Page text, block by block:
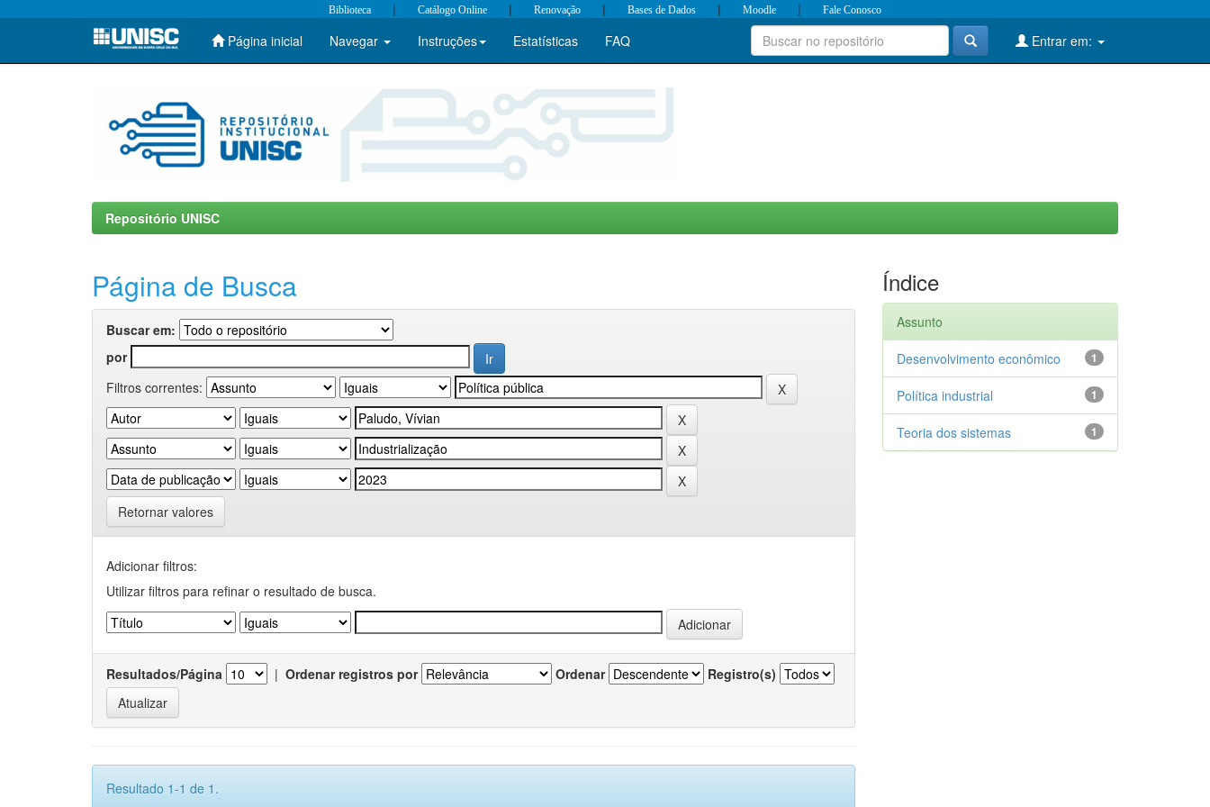
Skip
Biblioteca | Catálogo Online | Renovação | Bases de Dados | Moodle | Fale Conosco
Página inicial Navegar Instruções Estatísticas FAQ Entrar em:
Repositório UNISC
Página de Busca
Buscar em:
por
Filtros correntes:
Retornar valores
Adicionar filtros:
Utilizar filtros para refinar o resultado de busca.
Resultados/Página | Ordenar registros por Ordenar Registro(s)
Resultado 1-1 de 1.
Índice
Assunto
1
Desenvolvimento econômico
1
Política industrial
1
Teoria dos sistemas